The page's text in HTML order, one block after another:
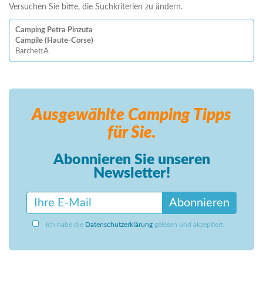
Versuchen Sie bitte, die Suchkriterien zu ändern.
Camping Petra Pinzuta
Campile (Haute-Corse)
BarchettA
Ausgewählte Camping Tipps
für Sie.
Abonnieren Sie unseren
Newsletter!
Abonnieren
Ich habe die Datenschutzerklärung gelesen und akzeptiert.